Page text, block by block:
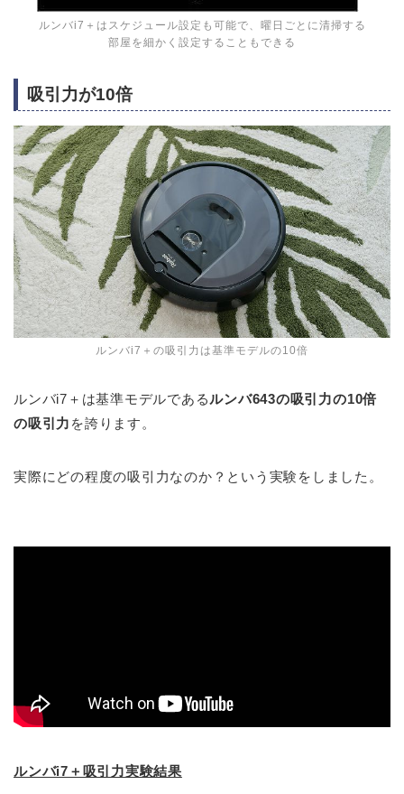
ルンバi7＋はスケジュール設定も可能で、曜日ごとに清掃する
部屋を細かく設定することもできる
吸引力が10倍
ルンバi7＋の吸引力は基準モデルの10倍
ルンバi7＋は基準モデルであるルンバ643の吸引力の10倍
の吸引力 を誇ります。
実際にどの程度の吸引力なのか？という実験をしました。
ルンバi7＋吸引力実験結果